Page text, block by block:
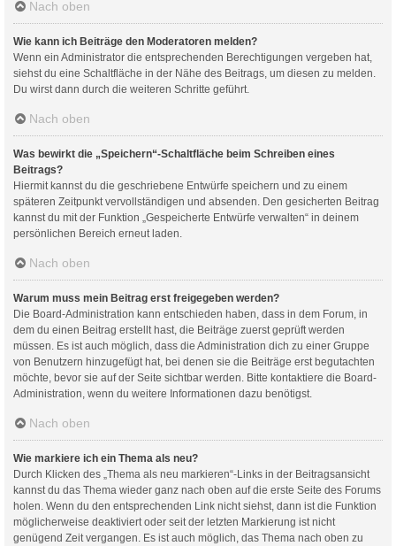
Nach oben
Wie kann ich Beiträge den Moderatoren melden?
Wenn ein Administrator die entsprechenden Berechtigungen vergeben hat,
siehst du eine Schaltfläche in der Nähe des Beitrags, um diesen zu melden.
Du wirst dann durch die weiteren Schritte geführt.
Nach oben
Was bewirkt die „Speichern“-Schaltfläche beim Schreiben eines
Beitrags?
Hiermit kannst du die geschriebene Entwürfe speichern und zu einem
späteren Zeitpunkt vervollständigen und absenden. Den gesicherten Beitrag
kannst du mit der Funktion „Gespeicherte Entwürfe verwalten“ in deinem
persönlichen Bereich erneut laden.
Nach oben
Warum muss mein Beitrag erst freigegeben werden?
Die Board-Administration kann entschieden haben, dass in dem Forum, in
dem du einen Beitrag erstellt hast, die Beiträge zuerst geprüft werden
müssen. Es ist auch möglich, dass die Administration dich zu einer Gruppe
von Benutzern hinzugefügt hat, bei denen sie die Beiträge erst begutachten
möchte, bevor sie auf der Seite sichtbar werden. Bitte kontaktiere die Board-
Administration, wenn du weitere Informationen dazu benötigst.
Nach oben
Wie markiere ich ein Thema als neu?
Durch Klicken des „Thema als neu markieren“-Links in der Beitragsansicht
kannst du das Thema wieder ganz nach oben auf die erste Seite des Forums
holen. Wenn du den entsprechenden Link nicht siehst, dann ist die Funktion
möglicherweise deaktiviert oder seit der letzten Markierung ist nicht
genügend Zeit vergangen. Es ist auch möglich, das Thema nach oben zu